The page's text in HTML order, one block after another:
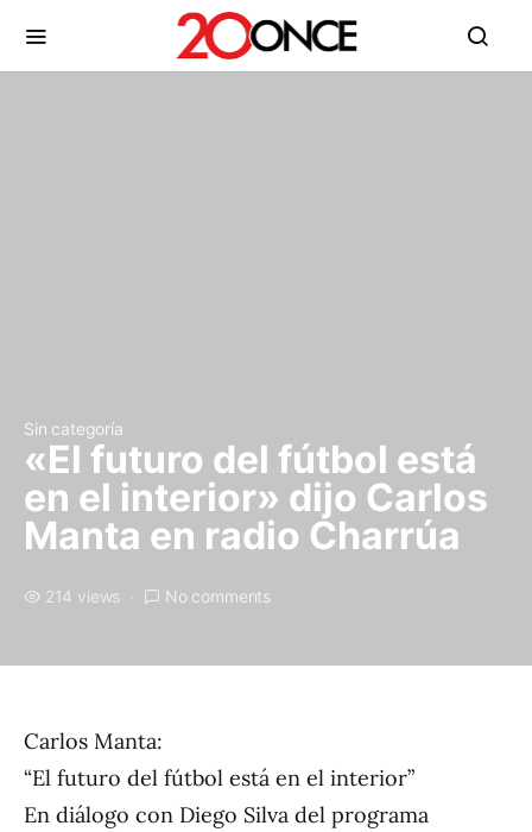
Sin categoría
«El futuro del fútbol está
en el interior» dijo Carlos
Manta en radio Charrúa
214 views No comments
Carlos Manta:
“El futuro del fútbol está en el interior”
En diálogo con Diego Silva del programa